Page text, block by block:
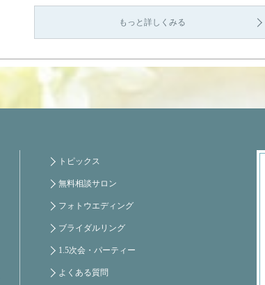
もっと詳しくみる
トピックス
無料相談サロン
フォトウエディング
ブライダルリング
1.5次会・パーティー
よくある質問